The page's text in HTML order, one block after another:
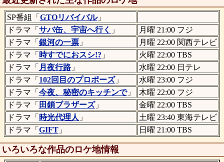
SP番組「 GTOリバイバル」
ドラマ「 サバ缶、宇宙へ行く 」
月曜 21:00 フジ
ドラマ「 銀河の一票」
月曜 22:00 関西テレビ
ドラマ「 時すでにおスシ!? 」
火曜 22:00 TBS
ドラマ「 月夜行路」
水曜 22:00 日テレ
ドラマ「 102回目のプロポーズ」
水曜 23:00 フジ
ドラマ「 今夜、秘密のキッチンで」
木曜 22:00 フジ
ドラマ「 田鎖ブラザーズ」
金曜 22:00 TBS
ドラマ「 時光代理人 」
土曜 23:40 東海テレビ
ドラマ「 GIFT」 日曜 21:00 TBS
いろいろな作品のロケ地情報